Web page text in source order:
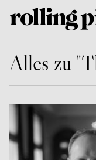
Alles zu